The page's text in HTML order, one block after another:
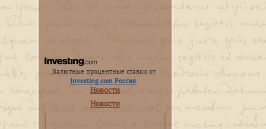
Валютные процентные ставки от
Investing.com Россия.
Новости
Новости